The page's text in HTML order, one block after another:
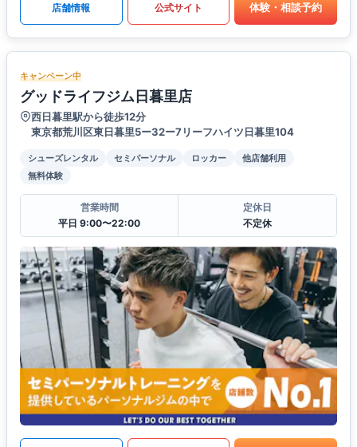
店舗情報 公式サイト 体験・相談予約
キャンペーン中
グッドライフジム日暮里店
西日暮里駅から徒歩12分
東京都荒川区東日暮里5ー32ー7リーフハイツ日暮里104
シューズレンタル セミパーソナル ロッカー
他店舗利用
無料体験
営業時間
平日 9:00〜22:00
定休日
不定休